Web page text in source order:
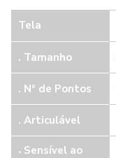
Tela
. Tamanho
. Nº de Pontos
. Articulável
Sensível ao